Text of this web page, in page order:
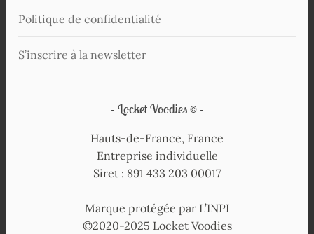
Politique de confidentialité
S’inscrire à la newsletter
Locket Voodies ©
Hauts-de-France, France
Entreprise individuelle
Siret : 891 433 203 00017
Marque protégée par L’INPI
©2020-2025 Locket Voodies